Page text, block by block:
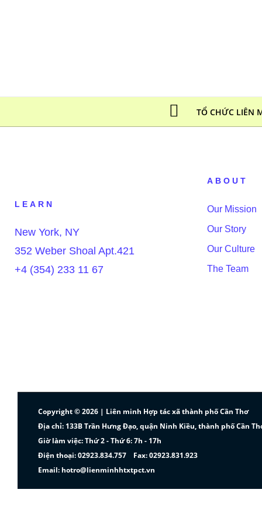
TỔ CHỨC LIÊN
LEARN
New York, NY
352 Weber Shoal Apt.421
+4 (354) 233 11 67
ABOUT
Our Mission
Our Story
Our Culture
The Team
Copyright © 2026 | Liên minh Hợp tác xã thành phố Cần Thơ
Địa chỉ: 133B Trần Hưng Đạo, quận Ninh Kiều, thành phố Cần
Giờ làm việc: Thứ 2 - Thứ 6: 7h - 17h
Điện thoại: 02923.834.757 Fax: 02923.831.923
Email: hotro@lienminhhtxtpct.vn